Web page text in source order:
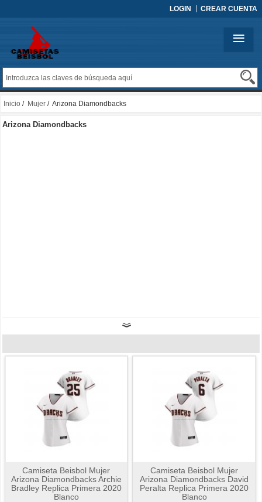
LOGIN CREAR CUENTA
Inicio / Mujer / Arizona Diamondbacks
Arizona Diamondbacks
Camiseta Beisbol Mujer
Arizona Diamondbacks Archie
Bradley Replica Primera 2020
Blanco
Camiseta Beisbol Mujer
Arizona Diamondbacks David
Peralta Replica Primera 2020
Blanco